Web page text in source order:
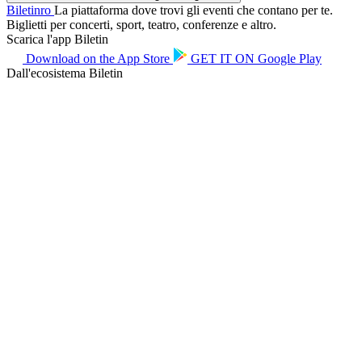
Biletinro La piattaforma dove trovi gli eventi che contano per te.
Biglietti per concerti, sport, teatro, conferenze e altro.
Scarica l'app Biletin
Download on the App Store GET IT ON Google Play
Dall'ecosistema Biletin